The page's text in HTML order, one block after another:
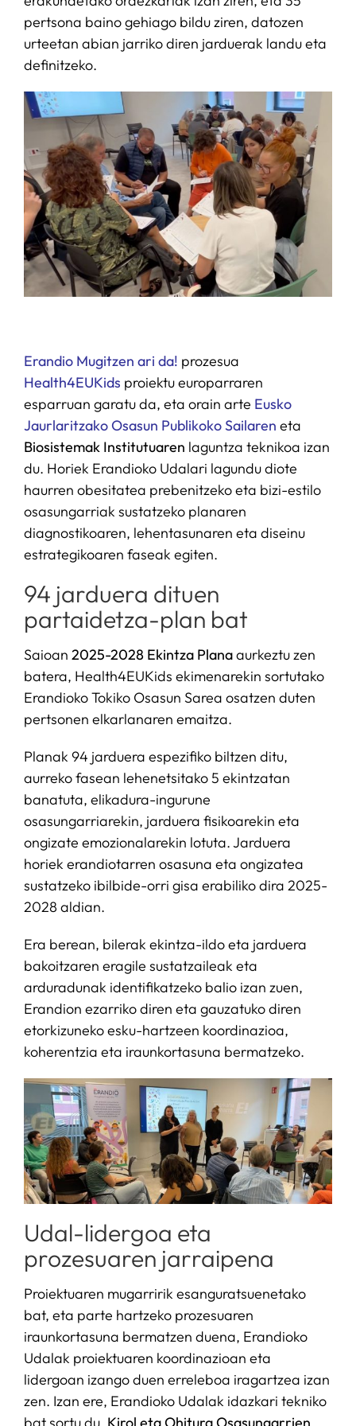
pertsona baino gehiago bildu ziren, datozen
urteetan abian jarriko diren jarduerak landu eta
definitzeko.
Erandio Mugitzen ari da! prozesua
Health4EUKids proiektu europarraren
esparruan garatu da, eta orain arte Eusko
Jaurlaritzako Osasun Publikoko Sailaren eta
Biosistemak Institutuaren laguntza teknikoa izan
du. Horiek Erandioko Udalari lagundu diote
haurren obesitatea prebenitzeko eta bizi-estilo
osasungarriak sustatzeko planaren
diagnostikoaren, lehentasunaren eta diseinu
estrategikoaren faseak egiten.
94 jarduera dituen
partaidetza-plan bat
Saioan 2025-2028 Ekintza Planaaurkeztu zen
batera, Health4EUKids ekimenarekin sortutako
Erandioko Tokiko Osasun Sarea osatzen duten
pertsonen elkarlanaren emaitza.
Planak 94 jarduera espezifiko biltzen ditu,
aurreko fasean lehenetsitako 5 ekintzatan
banatuta, elikadura-ingurune
osasungarriarekin, jarduera fisikoarekin eta
ongizate emozionalarekin lotuta. Jarduera
horiek erandiotarren osasuna eta ongizatea
sustatzeko ibilbide-orri gisa erabiliko dira 2025-
2028 aldian.
Era berean, bilerak ekintza-ildo eta jarduera
bakoitzaren eragile sustatzaileak eta
arduradunak identifikatzeko balio izan zuen,
Erandion ezarriko diren eta gauzatuko diren
etorkizuneko esku-hartzeen koordinazioa,
koherentzia eta iraunkortasuna bermatzeko.
Udal-lidergoa eta
prozesuaren jarraipena
Proiektuaren mugarririk esanguratsuenetako
bat, eta parte hartzeko prozesuaren
iraunkortasuna bermatzen duena, Erandioko
Udalak proiektuaren koordinazioan eta
lidergoan izango duen erreleboa iragartzea izan
zen. Izan ere, Erandioko Udalak idazkari tekniko